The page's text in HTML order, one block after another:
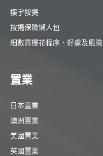
樓宇按揭
按揭保險懶人包
細數買樓花程序、好處及風險
置業
日本置業
澳洲置業
美國置業
英國置業